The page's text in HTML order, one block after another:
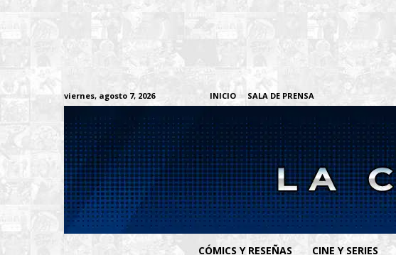
viernes, agosto 7, 2026 INICIO SALA DE PRENSA
CÓMICS Y RESEÑAS CINE Y SERIES